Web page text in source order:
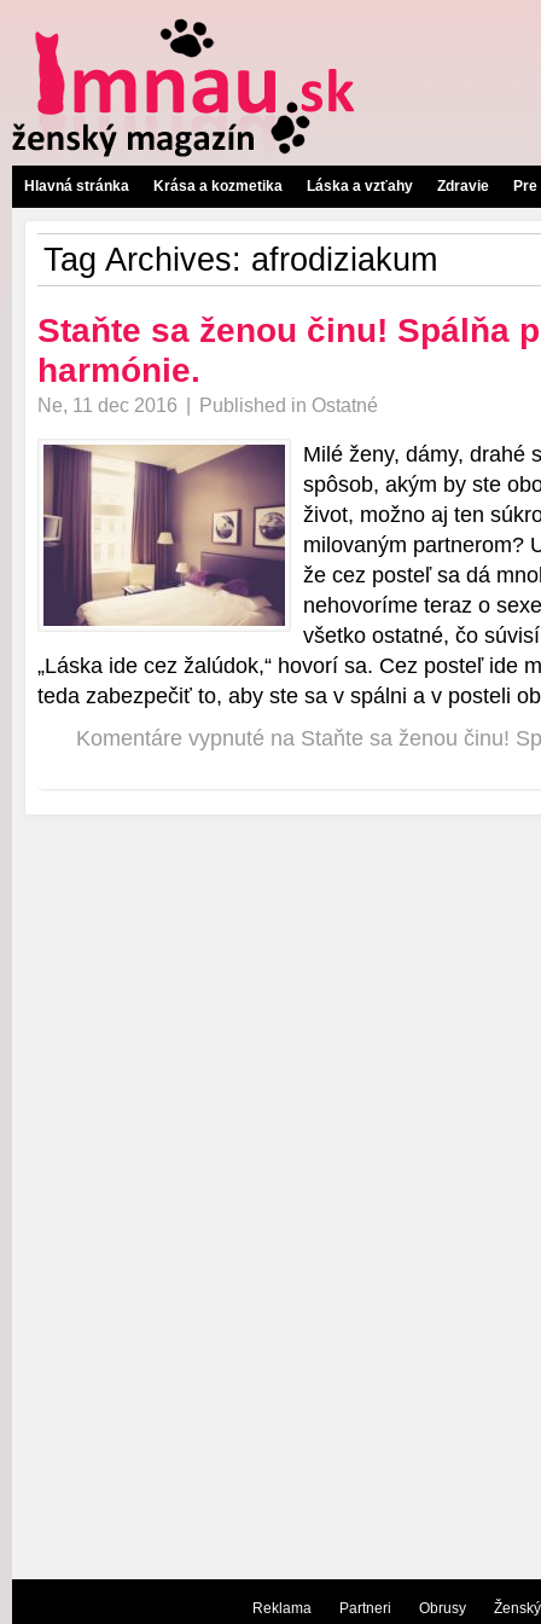
Hlavná stránka Krása a kozmetika Láska a vzťahy Zdravie
Tag Archives: afrodiziakum
Staňte sa ženou činu! Spálňa
harmónie.
Ne, 11 dec 2016 | Published in Ostatné
Milé ženy, dámy, drahé
spôsob, akým by ste
život, možno aj ten
milovaným partnerom?
že cez posteľ sa dá
nehovoríme teraz o
všetko ostatné, čo
„Láska ide cez žalúdok,“ hovorí sa. Cez posteľ ide
teda zabezpečiť to, aby ste sa v spálni a v posteli
Komentáre vypnuté na Staňte sa ženou činu!
Reklama Partneri Obrusy